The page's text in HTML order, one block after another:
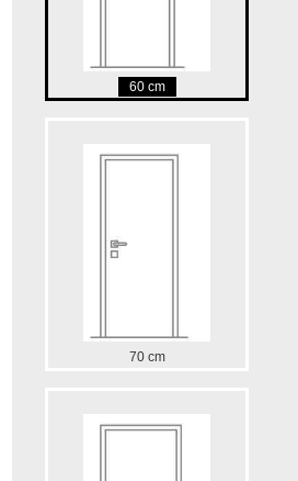
60 cm
70 cm